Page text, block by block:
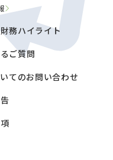
務ハイライト
ご質問
てのお問い合わせ